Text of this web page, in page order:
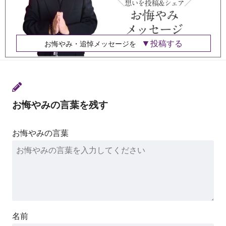
お悔やみ・追悼メッセージを 投稿する
お悔やみの言葉を残す
お悔やみの言葉
名前